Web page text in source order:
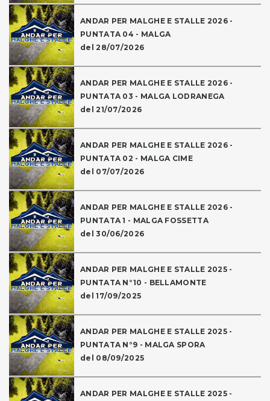
ANDAR PER MALGHE E STALLE 2026 -
PUNTATA 04 - MALGA
del 28/07/2026
ANDAR PER MALGHE E STALLE 2026 -
PUNTATA 03 - MALGA LODRANEGA
del 21/07/2026
ANDAR PER MALGHE E STALLE 2026 -
PUNTATA 02 - MALGA CIME
del 07/07/2026
ANDAR PER MALGHE E STALLE 2026 -
PUNTATA 1 - MALGA FOSSETTA
del 30/06/2026
ANDAR PER MALGHE E STALLE 2025 -
PUNTATA N°10 - BELLAMONTE
del 17/09/2025
ANDAR PER MALGHE E STALLE 2025 -
PUNTATA N°9 - MALGA SPORA
del 08/09/2025
ANDAR PER MALGHE E STALLE 2025 -